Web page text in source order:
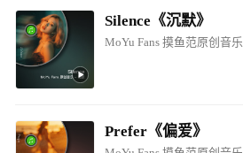
Silence《沉默》
MoYu Fans 摸鱼范原创音乐
Prefer《偏爱》